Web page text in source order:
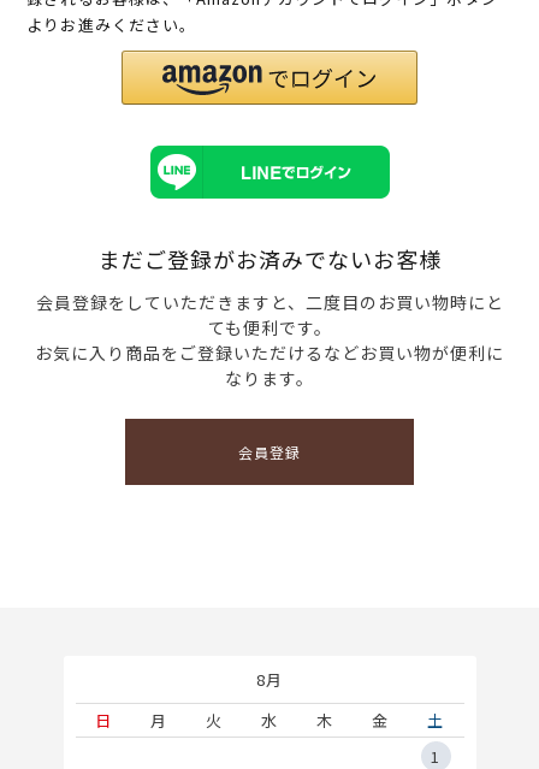
よりお進みください。
まだご登録がお済みでないお客様
会員登録をしていただきますと、二度目のお買い物時にと
ても便利です。
お気に入り商品をご登録いただけるなどお買い物が便利に
なります。
会員登録
8月
日
月 火 水 木 金
土
1